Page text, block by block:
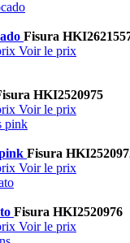
Fisura
Voir le prix
HKI2520975
Voir le prix
Fisura
Voir le prix
Fisura HKI2520976
Voir le prix